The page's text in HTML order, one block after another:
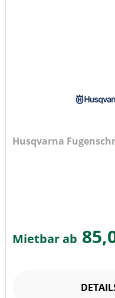
Husqvarna
Mietbar ab